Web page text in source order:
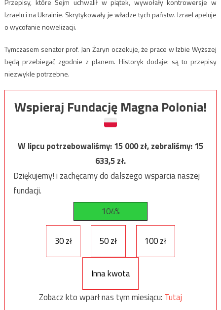
Przepisy, które Sejm uchwalił w piątek, wywołały kontrowersje w
Izraelu i na Ukrainie. Skrytykowały je władze tych państw. Izrael apeluje
o wycofanie nowelizacji.
Tymczasem senator prof. Jan Żaryn oczekuje, że prace w Izbie Wyższej
będą przebiegać zgodnie z planem. Historyk dodaje: są to przepisy
niezwykle potrzebne.
Wspieraj Fundację Magna Polonia!
W lipcu potrzebowaliśmy:15 000zł, zebraliśmy:15
633,5zł.
Dziękujemy! i zachęcamy do dalszego wsparcia naszej
fundacji.
104%
30 zł 50 zł 100 zł
Inna kwota
Zobacz kto wparł nas tym miesiącu: Tutaj